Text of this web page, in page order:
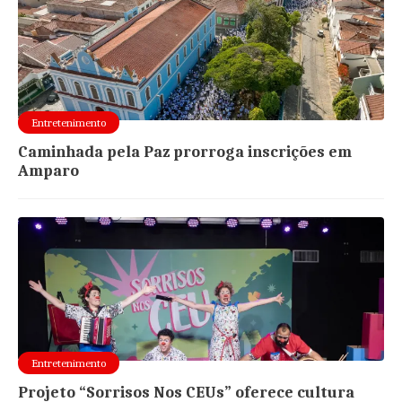
Entretenimento
Caminhada pela Paz prorroga inscrições em
Amparo
Entretenimento
Projeto “Sorrisos Nos CEUs” oferece cultura